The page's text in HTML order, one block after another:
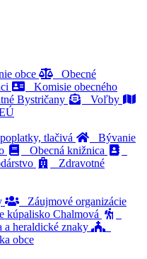
obce
Obecné
Komisie obecného
Bystričany
Voľby
tlačivá
Bývanie
Obecná knižnica
Zdravotné
Záujmové organizácie
kúpalisko Chalmová
heraldické znaky
obce